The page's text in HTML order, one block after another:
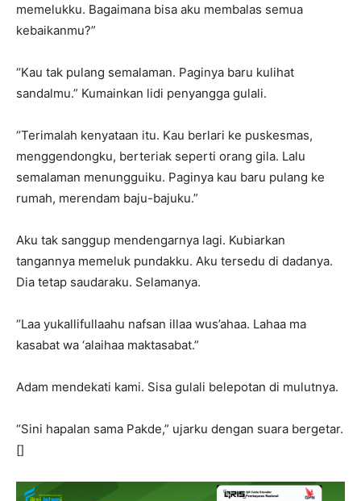
memelukku. Bagaimana bisa aku membalas semua
kebaikanmu?”
“Kau tak pulang semalaman. Paginya baru kulihat
sandalmu.” Kumainkan lidi penyangga gulali.
“Terimalah kenyataan itu. Kau berlari ke puskesmas,
menggendongku, berteriak seperti orang gila. Lalu
semalaman menungguiku. Paginya kau baru pulang ke
rumah, merendam baju-bajuku.”
Aku tak sanggup mendengarnya lagi. Kubiarkan
tangannya memeluk pundakku. Aku tersedu di dadanya.
Dia tetap saudaraku. Selamanya.
“Laa yukallifullaahu nafsan illaa wus’ahaa. Lahaa ma
kasabat wa ‘alaihaa maktasabat.”
Adam mendekati kami. Sisa gulali belepotan di mulutnya.
“Sini hapalan sama Pakde,” ujarku dengan suara bergetar.
[]